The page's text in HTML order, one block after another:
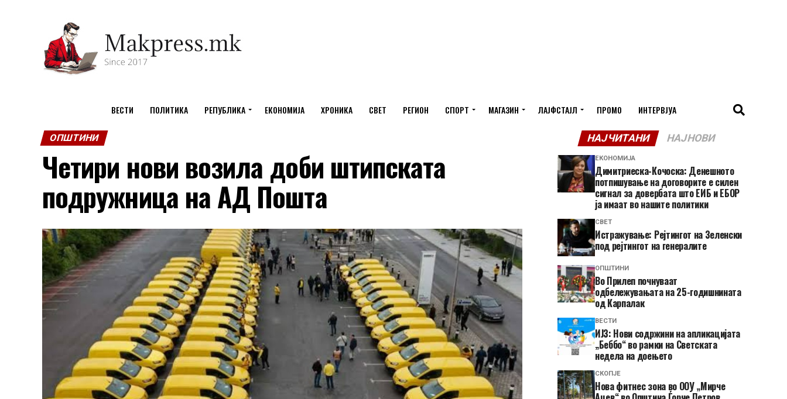
ВЕСТИ ПОЛИТИКА РЕПУБЛИКА ЕКОНОМИЈА ХРОНИКА СВЕТ РЕГИОН СПОРТ МАГАЗИН ЛАЈФСТАЈЛ ПРОМО ИНТЕРВЈУА
ОПШТИНИ
Четири нови возила доби штипската
подружница на АД Пошта
НАЈЧИТАНИ НАЈНОВИ
ЕКОНОМИЈА
Димитриеска-Кочоска: Денешното
потпишување на договорите е силен
сигнал за довербата што ЕИБ и ЕБОР
ја имаат во нашите политики
СВЕТ
Истражување: Рејтингот на Зеленски
под рејтингот на генералите
ОПШТИНИ
Во Прилеп почнуваат
одбележувањата на 25-годишнината
од Карпалак
ВЕСТИ
ИЈЗ: Нови содржини на апликацијата
„Беббо“ во рамки на Светската
недела на доењето
СКОПЈЕ
Нова фитнес зона во ООУ „Мирче